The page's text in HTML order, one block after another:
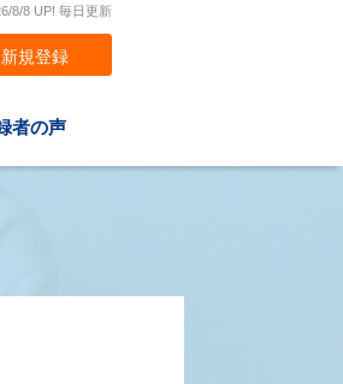
8/8 UP! 毎日更新
新規登録
者の声